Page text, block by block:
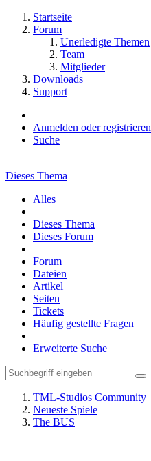
Startseite
Forum
Unerledigte Themen
Team
Mitglieder
Downloads
Support
Anmelden oder registrieren
Suche
Dieses Thema
Alles
Dieses Thema
Dieses Forum
Forum
Dateien
Artikel
Seiten
Tickets
Häufig gestellte Fragen
Erweiterte Suche
TML-Studios Community
Neueste Spiele
The BUS